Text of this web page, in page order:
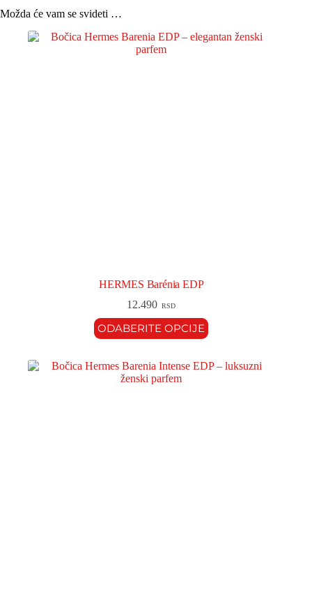
Možda će vam se svideti …
HERMES Barénia EDP
12.490 RSD
ODABERITE OPCIJE